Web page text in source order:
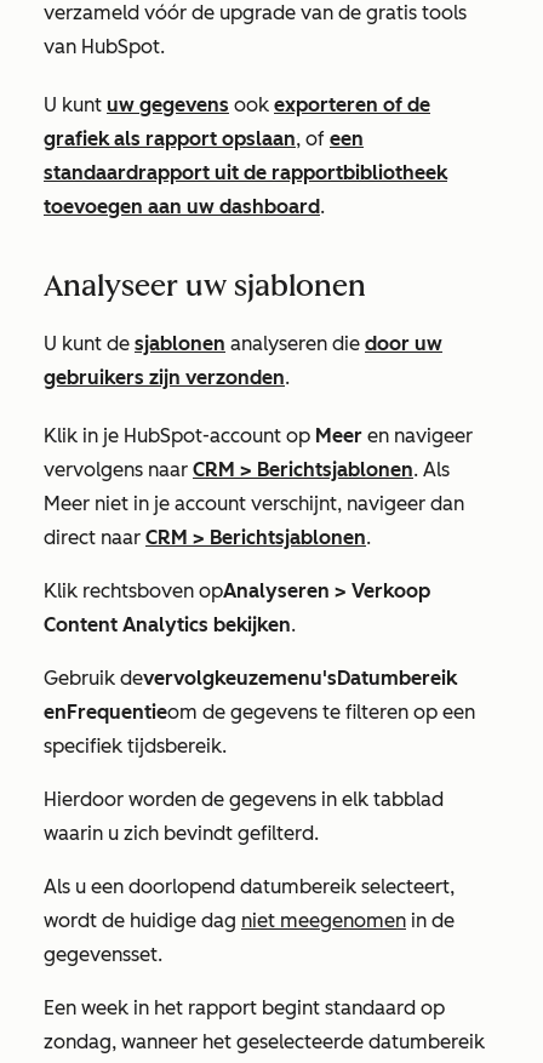
verzameld vóór de upgrade van de gratis tools
van HubSpot.
U kunt uw gegevens ook exporteren of de
grafiek als rapport opslaan, of een
standaardrapport uit de rapportbibliotheek
toevoegen aan uw dashboard.
Analyseer uw sjablonen
U kunt de sjablonen analyseren die door uw
gebruikers zijn verzonden.
Klik in je HubSpot-account op Meer en navigeer
vervolgens naar CRM > Berichtsjablonen. Als
Meer niet in je account verschijnt, navigeer dan
direct naar CRM > Berichtsjablonen.
Klik rechtsboven opAnalyseren > Verkoop
Content Analytics bekijken.
Gebruik devervolgkeuzemenu'sDatumbereik
enFrequentieom de gegevens te filteren op een
specifiek tijdsbereik.
Hierdoor worden de gegevens in elk tabblad
waarin u zich bevindt gefilterd.
Als u een doorlopend datumbereik selecteert,
wordt de huidige dag niet meegenomen in de
gegevensset.
Een week in het rapport begint standaard op
zondag, wanneer het geselecteerde datumbereik